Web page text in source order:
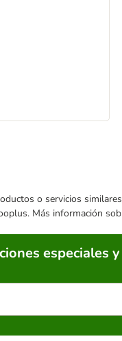
o servicios
Más información
especiales y